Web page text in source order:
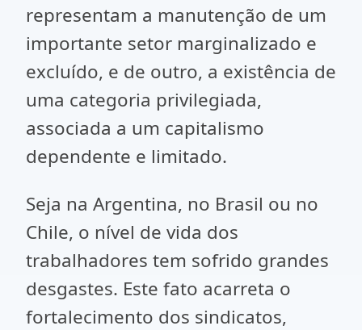
representam a manutenção de um
importante setor marginalizado e
excluído, e de outro, a existência de
uma categoria privilegiada,
associada a um capitalismo
dependente e limitado.
Seja na Argentina, no Brasil ou no
Chile, o nível de vida dos
trabalhadores tem sofrido grandes
desgastes. Este fato acarreta o
fortalecimento dos sindicatos,